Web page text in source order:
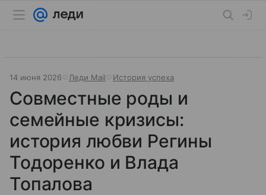
14 июня 2026 Леди Mail История успеха
Совместные роды и
семейные кризисы:
история любви Регины
Тодоренко и Влада
Топалова